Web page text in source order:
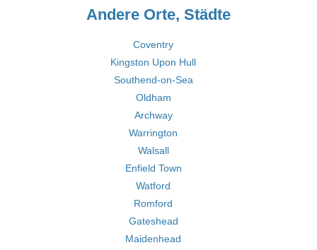
Andere Orte, Städte
Coventry
Kingston Upon Hull
Southend-on-Sea
Oldham
Archway
Warrington
Walsall
Enfield Town
Watford
Romford
Gateshead
Maidenhead